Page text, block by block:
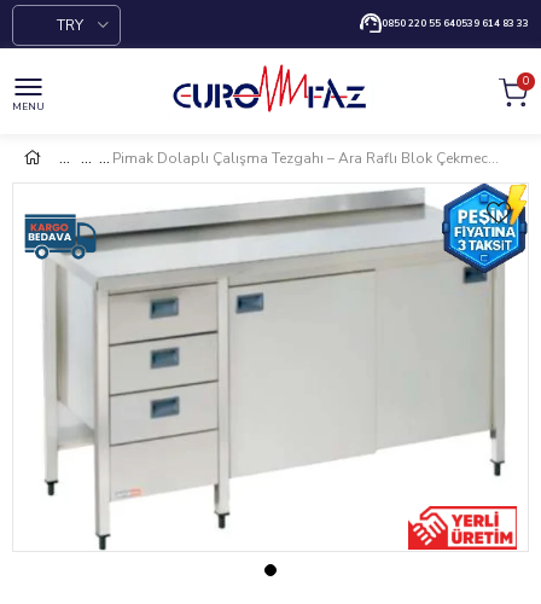
0850 220 55 640539 614 83 33
TRY
MENU
0
Pimak Dolaplı Çalışma Tezgahı – Ara Raflı Blok Çekmeceli 120 x 60 x 85 (cm)